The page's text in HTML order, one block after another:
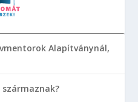
Alapítványnál,